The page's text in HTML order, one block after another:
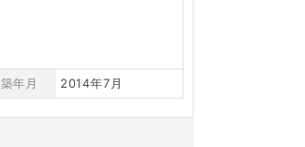
築年月 2014年7月